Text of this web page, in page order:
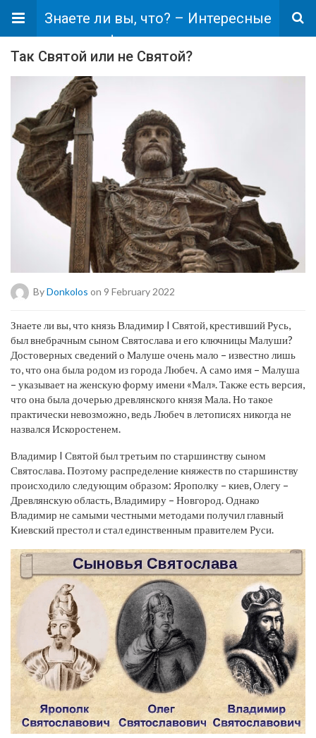
Знаете ли вы, что? – Интересные
факты для вас.
Так Святой или не Святой?
ByDonkolos on 9 February 2022
Знаете ли вы, что князь Владимир I Святой, крестивший Русь,
был внебрачным сыном Святослава и его ключницы Малуши?
Достоверных сведений о Малуше очень мало – известно лишь
то, что она была родом из города Любеч. А само имя – Малуша
– указывает на женскую форму имени «Мал». Также есть версия,
что она была дочерью древлянского князя Мала. Но такое
практически невозможно, ведь Любеч в летописях никогда не
назвался Искоростенем.
Владимир I Святой был третьим по старшинству сыном
Святослава. Поэтому распределение княжеств по старшинству
происходило следующим образом: Ярополку – киев, Олегу –
Древлянскую область, Владимиру – Новгород. Однако
Владимир не самыми честными методами получил главный
Киевский престол и стал единственным правителем Руси.